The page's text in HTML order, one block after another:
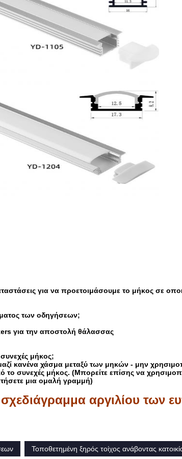
για να προετοιμάσουμε το μήκος σε
των οδηγήσεων;
για την αποστολή θάλασσας
μήκος;
κανένα χάσμα μεταξύ των μηκών - μην
το συνεχές μήκος. (Μπορείτε επίσης να
μια ομαλή γραμμή)
αργιλίου των
Τοποθετημένη ξηρός τοίχος ανάβοντας